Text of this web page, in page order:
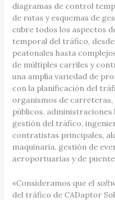
diagramas de control
de rutas y esquemas de
cubre todos los aspectos
temporal del tráfico,
peatonales hasta
de múltiples carriles y
una amplia variedad de
con la planificación del
organismos de carreteras,
públicos, administraciones
gestión del tráfico,
contratistas principales,
maquinaria, gestión de
aeroportuarias y de
«Consideramos que el
del tráfico de CADaptor